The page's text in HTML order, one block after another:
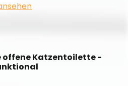
offene Katzentoilette -